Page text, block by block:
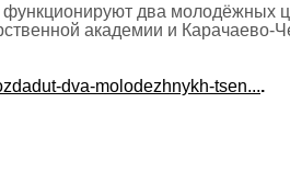
два молодёжных
академии и Карачаево-
dva-molodezhnykh-tsen....